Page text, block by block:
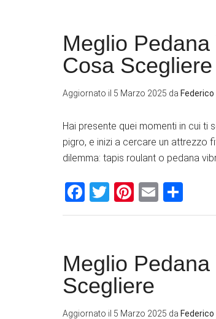
Meglio
Cosa Scegliere
Aggiornato il 5 Marzo 2025 da
Hai presente quei momenti in cui
pigro, e inizi a cercare un attrezzo
dilemma: tapis roulant o pedana
Facebook
Twitter
Pinterest
Email
Meglio
Scegliere
Aggiornato il 5 Marzo 2025 da